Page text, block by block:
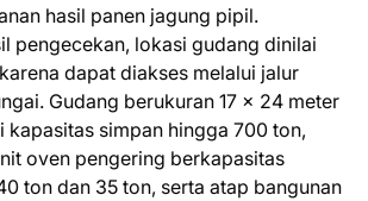
hasil panen jagung pipil.
pengecekan, lokasi gudang dinilai
dapat diakses melalui jalur
Gudang berukuran 17 x 24 meter
kapasitas simpan hingga 700 ton,
oven pengering berkapasitas
ton dan 35 ton, serta atap bangunan